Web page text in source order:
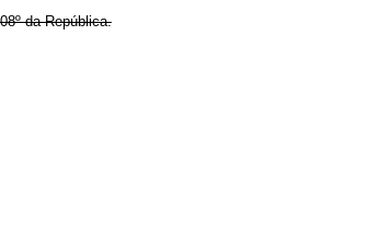
da República.